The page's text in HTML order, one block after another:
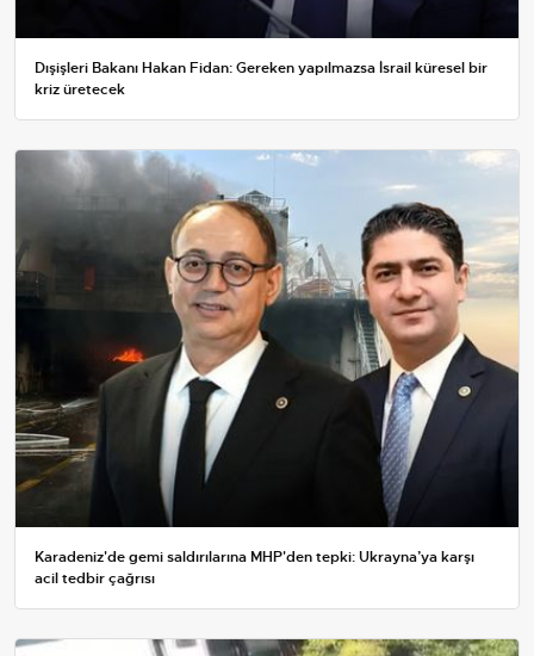
Dışişleri Bakanı Hakan Fidan: Gereken yapılmazsa İsrail küresel bir
kriz üretecek
Karadeniz'de gemi saldırılarına MHP'den tepki: Ukrayna’ya karşı
acil tedbir çağrısı